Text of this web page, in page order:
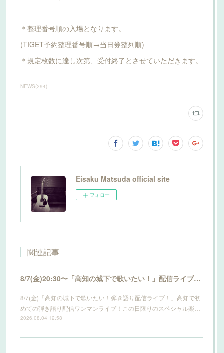
＊整理番号順の入場となります。
(TIGET予約整理番号順→当日券整列順)
＊規定枚数に達し次第、受付終了とさせていただきます。
NEWS(294)
Eisaku Matsuda official site
フォロー
関連記事
8/7(金)20:30〜「高知の城下で歌いたい！」配信ライブ開催！詳細はこちら！
8/7(金)「高知の城下で歌いたい！弾き語り配信ライブ！」高知で初
めての弾き語り配信ワンマンライブ！この日限りのスペシャル楽…
2026.08.04 12:58